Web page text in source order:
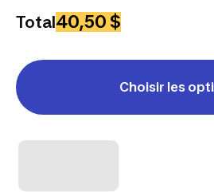
Total40,50 $
Choisir les